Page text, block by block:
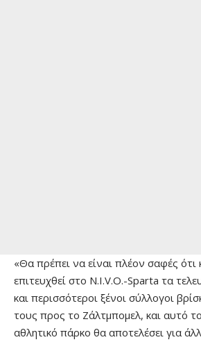
«Θα πρέπει να είναι πλέον σαφές ότι
επιτευχθεί στο N.I.V.O.-Sparta τα
και περισσότεροι ξένοι σύλλογοι
τους προς το Ζάλτμπομελ, και αυτό
αθλητικό πάρκο θα αποτελέσει για